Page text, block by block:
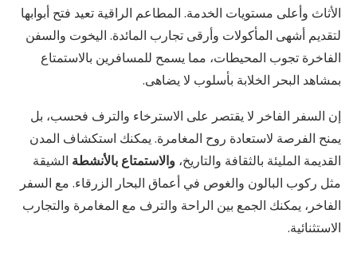
الأثاث وأعلى مستويات الخدمة. المطاعم الراقية تعيد فتح أبوابها
لتقديم أشهى المأكولات وأرقى تجارب المائدة. اليخوت والسفن
الفاخرة تجوب المحيطات، مما يسمح للمسافرين بالاستمتاع
بمشاهد البحر الخلابة بأسلوب لا يضاهى.
إن السفر الفاخر لا يقتصر على الاسترخاء والترف فحسب، بل
يمنح الفرصة لاستعادة روح المغامرة. يمكنك استكشاف المدن
القديمة المليئة بالثقافة والتاريخ، والاستمتاع بالأنشطة الشيقة
مثل ركوب البالون والغوص في أعماق البحار الزرقاء. مع السفر
الفاخر، يمكنك الجمع بين الراحة والترف مع المغامرة والتجارب
الاستثنائية.